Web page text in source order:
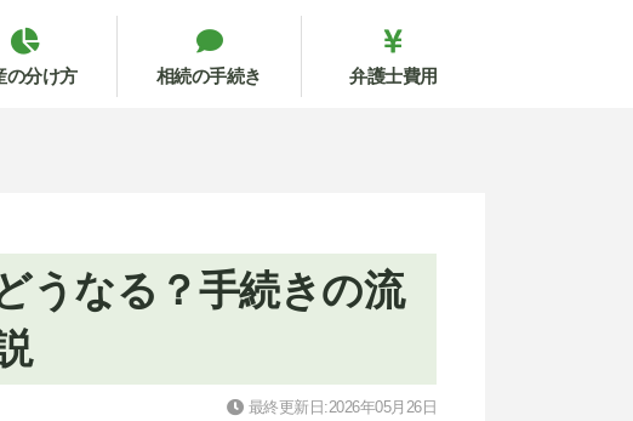
の分け方 相続の手続き 弁護士費用
うなる？手続きの流
最終更新日:2026年05月26日